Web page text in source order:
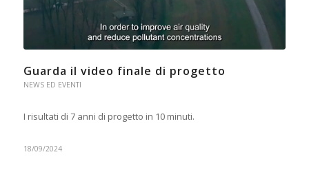
Guarda il video finale di progetto
NEWS ED EVENTI
I risultati di 7 anni di progetto in 10 minuti.
18/09/2024